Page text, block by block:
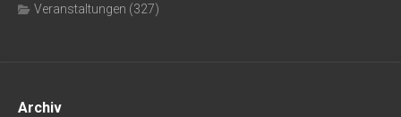
Veranstaltungen (327)
Archiv